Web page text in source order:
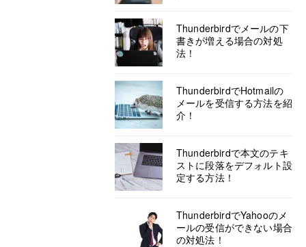
Thunderbirdでメールの下
書きが増える場合の対処
法！
ThunderbirdでHotmailの
メールを受信する方法を紹
介！
Thunderbirdで本文のテキ
ストに段落をデフォルト設
定する方法！
ThunderbirdでYahooのメ
ールの受信ができない場合
の対処法！